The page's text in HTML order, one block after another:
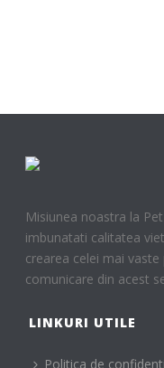
Misiunea noastra la
imbunatati calitatea
crearea celei mai
comunicare din acest
LINKURI UTILE
Politica de